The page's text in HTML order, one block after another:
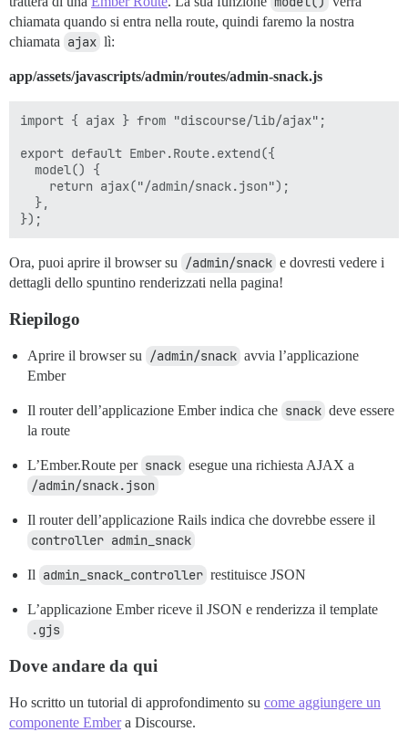
chiamata quando si entra nella route, quindi faremo la nostra
chiamata ajax lì:
app/assets/javascripts/admin/routes/admin-snack.js
import { ajax } from "discourse/lib/ajax";
export default Ember.Route.extend({
  model() {
    return ajax("/admin/snack.json");
  },
Ora, puoi aprire il browser su /admin/snack e dovresti vedere i
dettagli dello spuntino renderizzati nella pagina!
Riepilogo
Aprire il browser su /admin/snack avvia l’applicazione
Ember
Il router dell’applicazione Ember indica che snack deve essere
la route
L’Ember.Route per snack esegue una richiesta AJAX a
/admin/snack.json
Il router dell’applicazione Rails indica che dovrebbe essere il
controller admin_snack
Il admin_snack_controller restituisce JSON
L’applicazione Ember riceve il JSON e renderizza il template
.gjs
Dove andare da qui
Ho scritto un tutorial di approfondimento su come aggiungere un
componente Embera Discourse.